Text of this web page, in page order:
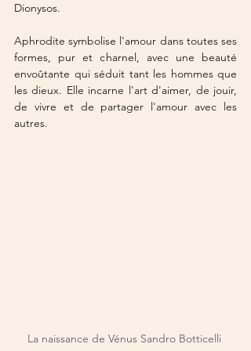
Dionysos.
Aphrodite symbolise l'amour dans toutes ses
formes, pur et charnel, avec une beauté
envoûtante qui séduit tant les hommes que
les dieux. Elle incarne l'art d'aimer, de jouir,
de vivre et de partager l'amour avec les
autres.
La naissance de Vénus Sandro Botticelli